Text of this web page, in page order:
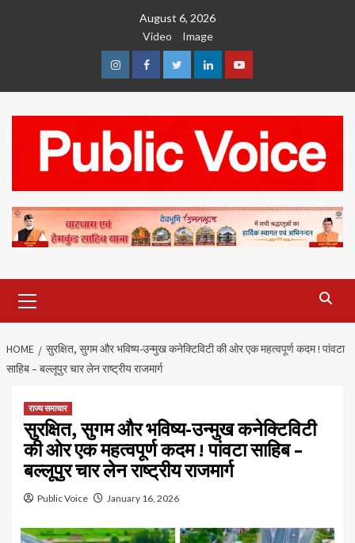
August 6, 2026
Video
Image
InstagramFacebookTwitterLinkedinYoutube
Menu
HOME
सुरक्षित, सुगम और भविष्य-उन्मुख कनेक्टिविटी की ओर एक महत्वपूर्ण कदम ! पांवटा
साहिब – बल्‍लूपुर चार लेन राष्ट्रीय राजमार्ग
राज्य समाचार
सुरक्षित, सुगम और भविष्य-उन्मुख कनेक्टिविटी
की ओर एक महत्वपूर्ण कदम ! पांवटा साहिब –
बल्‍लूपुर चार लेन राष्ट्रीय राजमार्ग
Public Voice January 16, 2026